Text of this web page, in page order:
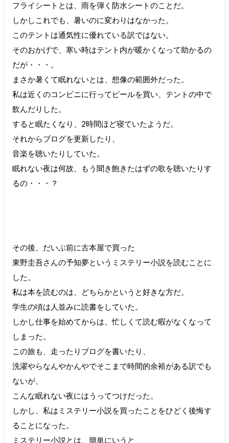
フライシートとは、雨を弾く防水シートのことだ。
しかしこれでも、暑いのに変わりはなかった。
このテントは通気性に優れている訳ではない。
そのおかげで、寒い時はテント内が暖かくなって助かるの
だが・・・。
まさか暑くて眠れないとは、想像の範囲外だった。
私は近くのコンビニに行ってビールを買い、テントの中で
飲んだりした。
すると眠たくなり、2時間ほど寝ていたようだ。
それからブログを更新したり、
音楽を聴いたりしていた。
眠れない夜は何故、もう聞き飽きたはずの歌を聴いたりす
るの・・・？
その後、だいぶ前に古本屋で買った
東野圭吾さんの予知夢というミステリー小説を読むことに
した。
私は本を読むのは、どちらかというと好きな方だ。
学生の頃は人並みに読書をしていた。
しかし仕事を始めてからは、忙しくて読む暇がなくなって
しまった。
この旅も、走ったりブログを書いたり、
洗濯やらなんやかんやでそこまで時間的余裕がある訳でも
ないが、
こんな眠れない夜にはうってつけだった。
しかし、私はミステリー小説を買ったことをひどく後悔す
ることになった。
ミステリー小説とは、簡単にいうと